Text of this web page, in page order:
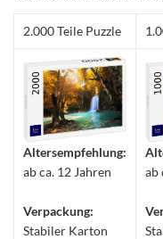
2.000 Teile Puzzle
Altersempfehlung:
ab ca. 12 Jahren
Verpackung:
Stabiler Karton
ab